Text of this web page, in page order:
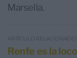
Marsella.
ARTÍCULO RELACIONADO
Renfe es la